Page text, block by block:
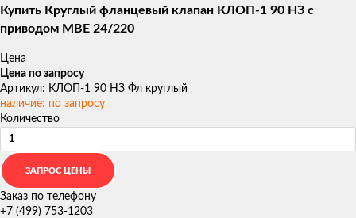
Купить Круглый фланцевый клапан КЛОП-1 90 НЗ с
приводом MBE 24/220
Цена
Цена по запросу
Артикул: КЛОП-1 90 НЗ Фл круглый
наличие: по запросу
Количество
Заказ по телефону
+7 (499) 753-1203